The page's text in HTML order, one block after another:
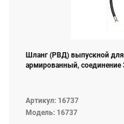
Шланг (РВД) выпускной
армированный, соединение
Артикул: 16737
Модель: 16737